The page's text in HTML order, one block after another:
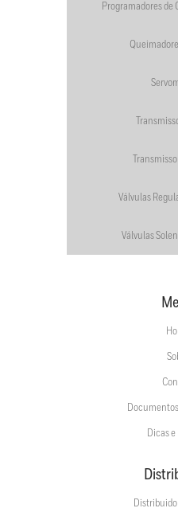
Programadores de
Válvulas
Válvulas
Dicas